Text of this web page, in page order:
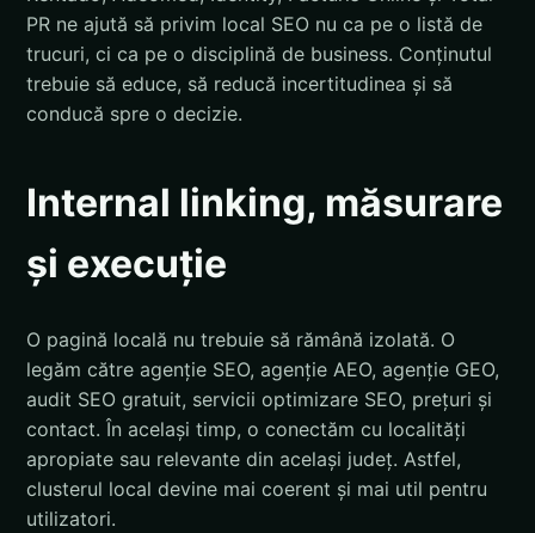
PR ne ajută să privim local SEO nu ca pe o listă de
trucuri, ci ca pe o disciplină de business. Conținutul
trebuie să educe, să reducă incertitudinea și să
conducă spre o decizie.
Internal linking, măsurare
și execuție
O pagină locală nu trebuie să rămână izolată. O
legăm către agenție SEO, agenție AEO, agenție GEO,
audit SEO gratuit, servicii optimizare SEO, prețuri și
contact. În același timp, o conectăm cu localități
apropiate sau relevante din același județ. Astfel,
clusterul local devine mai coerent și mai util pentru
utilizatori.